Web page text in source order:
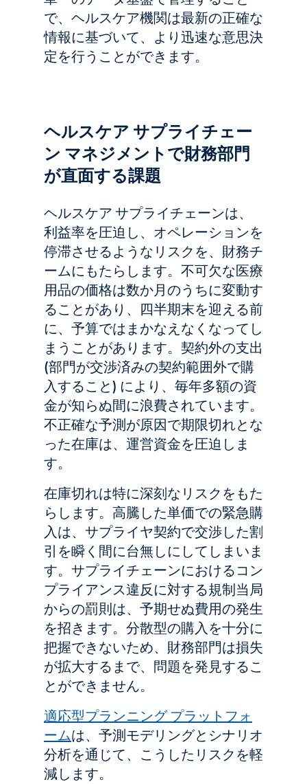
で、ヘルスケア機関は最新の正確な
情報に基づいて、より迅速な意思決
定を行うことができます。
ヘルスケア サプライチェー
ン マネジメントで財務部門
が直面する課題
ヘルスケア サプライチェーンは、
利益率を圧迫し、オペレーションを
停滞させるようなリスクを、財務チ
ームにもたらします。不可欠な医療
用品の価格は数か月のうちに変動す
ることがあり、四半期末を迎える前
に、予算ではまかなえなくなってし
まうことがあります。契約外の支出
(部門が交渉済みの契約範囲外で購
入すること) により、毎年多額の資
金が知らぬ間に浪費されています。
不正確な予測が原因で期限切れとな
った在庫は、運営資金を圧迫しま
す。
在庫切れは特に深刻なリスクをもた
らします。高騰した単価での緊急購
入は、サプライヤ契約で交渉した割
引を瞬く間に台無しにしてしまいま
す。サプライチェーンにおけるコン
プライアンス違反に対する規制当局
からの罰則は、予期せぬ費用の発生
を招きます。分散型の購入を十分に
把握できないため、財務部門は損失
が拡大するまで、問題を発見するこ
とができません。
適応型プランニング プラットフォ
ームは、予測モデリングとシナリオ
分析を通じて、こうしたリスクを軽
減します。